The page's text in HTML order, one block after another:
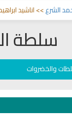
اناشيد ابراهيم الاحمد
سلطة
والخضروات